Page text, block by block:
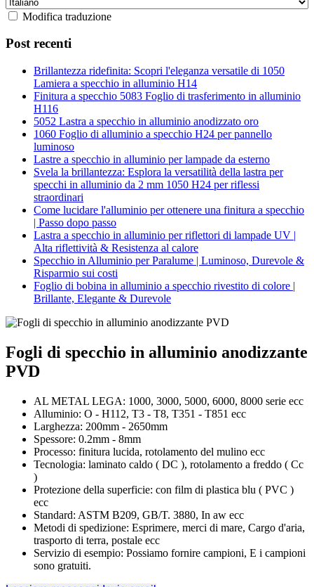
Modifica traduzione
Post recenti
Brillantezza ridefinita: Scopri l'eleganza versatile di 1050
Lamiera a specchio in alluminio H14
Finitura a specchio 5083 Foglio di trasferimento in alluminio
H116
5052 Lastra a specchio in alluminio anodizzato oro
1060 Foglio di alluminio a specchio H24 per pannello
luminoso
Lastre a specchio in alluminio per lampade da esterno
Svela la brillantezza: Esplora la versatilità della lastra per
specchi in alluminio da 2 mm 1050 H24 per riflessi
straordinari
Come lucidare l'alluminio per ottenere una finitura a specchio
| Passo dopo passo
Lastra a specchio in alluminio per riflettori di lampade UV |
Alta riflettività & Resistenza al calore
Specchio in Alluminio per Paralume | Luminoso, Durevole &
Risparmio sui costi
Foglio di bobina in alluminio a specchio rivestito di colore |
Brillante, Elegante & Durevole
Fogli di specchio in alluminio anodizzante
PVD
AL METAL LEGA: 1000, 3000, 5000, 6000, 8000 serie ecc
Alluminio: O - H112, T3 - T8, T351 - T851 ecc
Larghezza: 200mm - 2650mm
Spessore: 0.2mm - 8mm
Processo: finitura lucida, rotolamento del mulino ecc
Tecnologia: laminato caldo ( DC ), rotolamento a freddo ( Cc
)
Protezione della superficie: con film di plastica blu ( PVC )
ecc
Standard: ASTM B209, GB/T. 3880, In aw ecc
Metodi di spedizione: Esprimere, merci di mare, Cargo d'aria,
trasporto di terra, postale ecc
Servizio di esempio: Possiamo fornire campioni, E i campioni
sono gratuiti.